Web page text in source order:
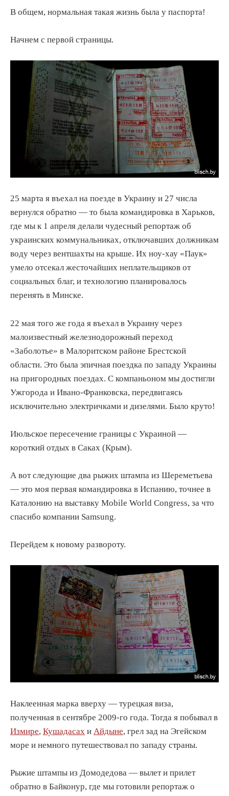
В общем, нормальная такая жизнь была у паспорта!
Начнем с первой страницы.
25 марта я въехал на поезде в Украину и 27 числа
вернулся обратно — то была командировка в Харьков,
где мы к 1 апреля делали чудесный репортаж об
украинских коммунальниках, отключавших должникам
воду через вентшахты на крыше. Их ноу-хау «Паук»
умело отсекал жесточайших неплательщиков от
социальных благ, и технологию планировалось
перенять в Минске.
22 мая того же года я въехал в Украину через
малоизвестный железнодорожный переход
«Заболотье» в Малоритском районе Брестской
области. Это была эпичная поездка по западу Украины
на пригородных поездах. С компаньоном мы достигли
Ужгорода и Ивано-Франковска, передвигаясь
исключительно электричками и дизелями. Было круто!
Июльское пересечение границы с Украиной —
короткий отдых в Саках (Крым).
А вот следующие два рыжих штампа из Шереметьева
— это моя первая командировка в Испанию, точнее в
Каталонию на выставку Mobile World Congress, за что
спасибо компании Samsung.
Перейдем к новому развороту.
Наклеенная марка вверху — турецкая виза,
полученная в сентябре 2009-го года. Тогда я побывал в
Измире, Кушадасах и Айдыне, грел зад на Эгейском
море и немного путешествовал по западу страны.
Рыжие штампы из Домодедова — вылет и прилет
обратно в Байконур, где мы готовили репортаж о